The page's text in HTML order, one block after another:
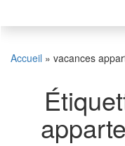
Accueil » vacances